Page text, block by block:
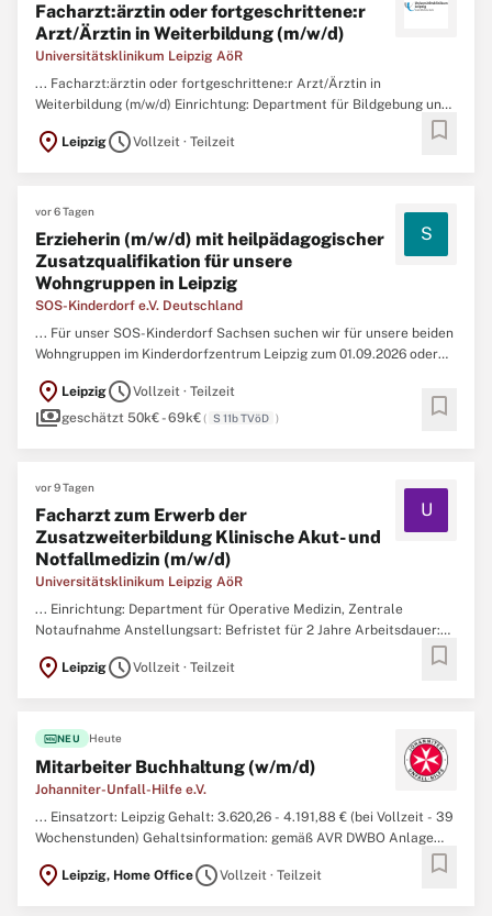
Facharzt:ärztin oder fortgeschrittene:r
Arzt/Ärztin in Weiterbildung (m/w/d)
Universitätsklinikum Leipzig AöR
... Facharzt:ärztin oder fortgeschrittene:r Arzt/Ärztin in
Weiterbildung (m/w/d) Einrichtung: Department für Bildgebung und
Strahlenmedizin Anstellungsart: unbefristet als Facharzt:ärztin
oder befristet im Rahmen der Weiterbildung Arbeitsdauer:
location_on LeipzigscheduleVollzeit · Teilzeit bookmark
vor 6 Tagen
Erzieherin (m/w/d) mit heilpädagogischer
Zusatzqualifikation für unsere
Wohngruppen in Leipzig
SOS-Kinderdorf e.V. Deutschland
S
... Für unser SOS-Kinderdorf Sachsen suchen wir für unsere beiden
Wohngruppen im Kinderdorfzentrum Leipzig zum 01.09.2026 oder
ZusatzqualifikationinTeilzeit(30 Std./Wo.) ...
location_on LeipzigscheduleVollzeit · Teilzeit
paymentsgeschätzt 50k€ - 69k€( S 11b TVöD ) bookmark
vor 9 Tagen
Facharzt zum Erwerb der
Zusatzweiterbildung Klinische Akut- und
Notfallmedizin (m/w/d)
Universitätsklinikum Leipzig AöR
U
... Einrichtung: Department für Operative Medizin, Zentrale
Notaufnahme Anstellungsart: Befristet für 2 Jahre Arbeitsdauer:
Gehaltsspanne: min. 7.400,00 € - max. 9.300,00 € brutto/Monat
location_on LeipzigscheduleVollzeit · Teilzeit bookmark
fiber_newNEU Heute
Mitarbeiter Buchhaltung (w/m/d)
Johanniter-Unfall-Hilfe e.V.
... Einsatzort: Leipzig Gehalt: 3.620,26 - 4.191,88 € (bei Vollzeit - 39
Wochenstunden) Gehaltsinformation: gemäß AVR DWBO Anlage
Johanniter Besetzungsdatum: zum nächstmöglichen Zeitpunkt Art
der Anstellung: Voll- oderTeilzeitStundenumfang: mind. 35
location_on Leipzig, Home OfficescheduleVollzeit · Teilzeit bookmark